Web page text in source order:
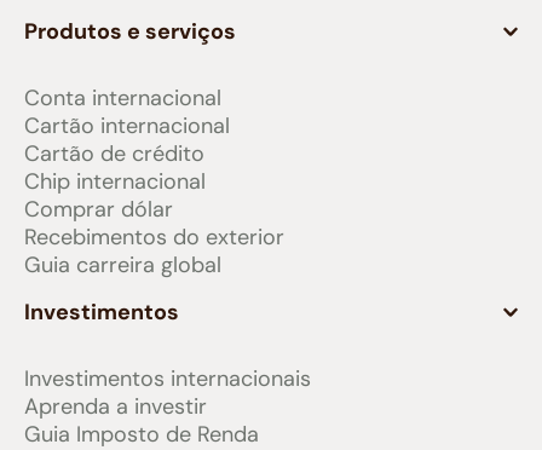
Produtos e serviços
Conta internacional
Cartão internacional
Cartão de crédito
Chip internacional
Comprar dólar
Recebimentos do exterior
Guia carreira global
Investimentos
Investimentos internacionais
Aprenda a investir
Guia Imposto de Renda